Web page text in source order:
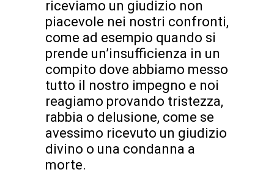
riceviamo un giudizio non
piacevole nei nostri confronti,
come ad esempio quando si
prende un’insufficienza in un
compito dove abbiamo messo
tutto il nostro impegno e noi
reagiamo provando tristezza,
rabbia o delusione, come se
avessimo ricevuto un giudizio
divino o una condanna a
morte.